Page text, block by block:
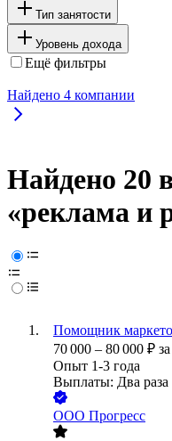
Тип занятости
Уровень дохода
Ещё фильтры
Найдено 4 компании
Найдено 20
«реклама и
Помощник
70 000 – 80 000 ₽
Опыт 1-3 года
Выплаты: Два раза
ООО Прогресс